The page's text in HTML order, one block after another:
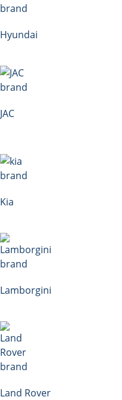
Hyundai
JAC
Kia
Lamborgini
Land Rover